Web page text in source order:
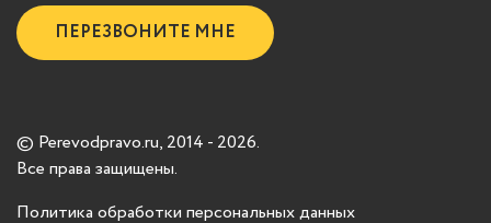
ПЕРЕЗВОНИТЕ МНЕ
© Perevodpravo.ru, 2014 - 2026.
Все права защищены.
Политика обработки персональных данных